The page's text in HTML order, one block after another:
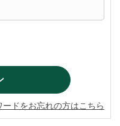
ードをお忘れの方はこちら